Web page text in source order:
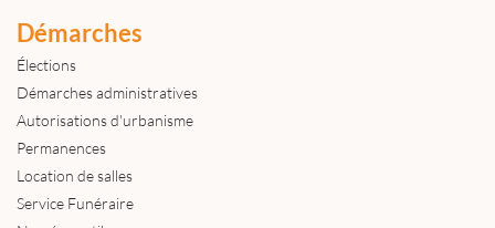
Démarches
Élections
Démarches administratives
Autorisations d'urbanisme
Permanences
Location de salles
Service Funéraire